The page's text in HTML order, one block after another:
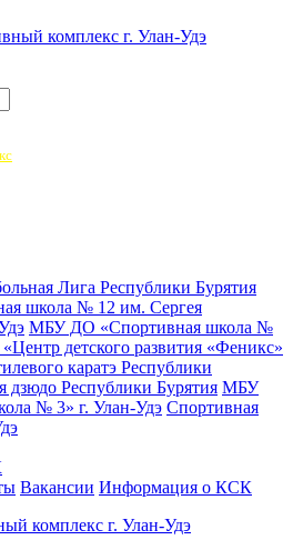
комплекс г. Улан-Удэ
Лига Республики Бурятия
школа № 12 им. Сергея
МБУ ДО «Спортивная школа №
детского развития «Феникс»
каратэ Республики
дзюдо Республики Бурятия МБУ
№ 3» г. Улан-Удэ Спортивная
Вакансии Информация о КСК
комплекс г. Улан-Удэ